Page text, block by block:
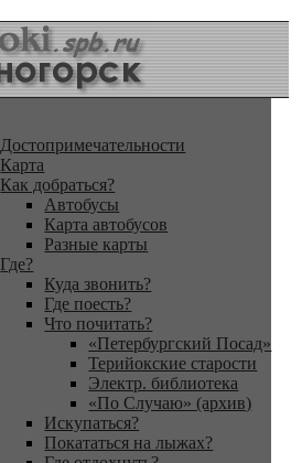
Достопримечательности
Карта
Как добраться?
Автобусы
Карта автобусов
Разные карты
Где?
Куда звонить?
Где поесть?
Что почитать?
«Петербургский Посад»
Терийокские старости
Электр. библиотека
«По Случаю» (архив)
Искупаться?
Покататься на лыжах?